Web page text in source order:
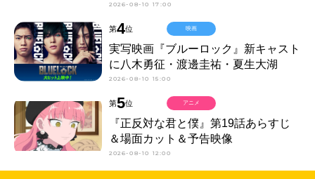
2026-08-10 17:00
第4位
実写映画『ブルーロック』新キャスト
に八木勇征・渡邊圭祐・夏生大湖
2026-08-10 15:00
映画
第5位
『正反対な君と僕』第19話あらすじ
＆場面カット＆予告映像
2026-08-10 12:00
アニメ